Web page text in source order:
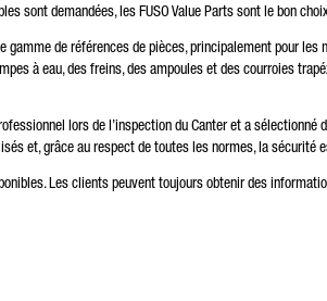
* Le champ est obligatoire
sur la protection des données et selon votre accord,
sont demandées, les FUSO Value Parts sont le bon
gamme de références de pièces, principalement pour
à eau, des freins, des ampoules et des courroies
lors de l’inspection du Canter et a
et, grâce au respect de toutes les normes, la sécurité
Les clients peuvent toujours obtenir des